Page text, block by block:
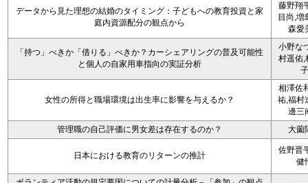
データから見た理想の結婚のタイミング：子どもへの教育投資と家
庭内資源配分の観点から
藤野翔
目尚,増
森愛
「持つ」べきか「借りる」べきか？カーシェアリングの普及可能性
と個人の自家用車指向の実証分析
小野な
村遥佑,
子
女性の所得と職場環境は出生率に影響を与えるか？
相澤佐
祐,福村
邊三
管理職の自己評価に男女差は存在するのか？
大薗
日本における教育のリターンの推計
佐野晋
健